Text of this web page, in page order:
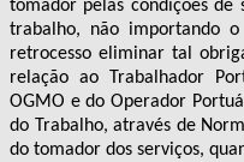
tomador pelas condições de
trabalho, não importando
retrocesso eliminar tal
relação ao Trabalhador
OGMO e do Operador
do Trabalho, através de
do tomador dos serviços,